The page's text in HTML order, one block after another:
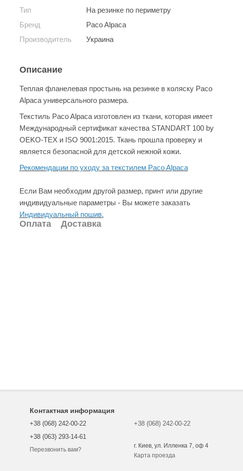
Тип
На резинке по периметру
Бренд
Paco Alpaca
Производитель
Украина
Описание
Теплая фланелевая простынь на резинке в коляску Paco
Alpaca универсального размера.
Текстиль Paco Alpaca изготовлен из ткани, которая имеет
Международный сертификат качества STANDART 100 by
OEKO-TEX и ISO 9001:2015. Ткань прошла проверку и
является безопасной для детской нежной кожи.
Рекомендации по уходу за текстилем Paco Alpaca
Если Вам необходим другой размер, принт или другие
индивидуальные параметры - Вы можете заказать
Индивидуальный пошив.
Оплата Доставка
Контактная информация
+38 (068) 242-00-22
+38 (063) 293-14-61
Перезвонить вам?
+38 (068) 242-00-22
г. Киев, ул. Илленка 7, оф 4
Карта проезда